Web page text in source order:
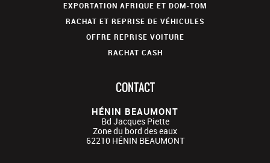
EXPORTATION AFRIQUE ET DOM-TOM
RACHAT ET REPRISE DE VÉHICULES
OFFRE REPRISE VOITURE
RACHAT CASH
CONTACT
HÉNIN BEAUMONT
Bd Jacques Piette
Zone du bord des eaux
62210 HÉNIN BEAUMONT